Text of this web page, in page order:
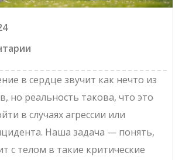
в сердце звучит как нечто из
но реальность такова, что это
в случаях агрессии или
Наша задача — понять,
с телом в такие критические